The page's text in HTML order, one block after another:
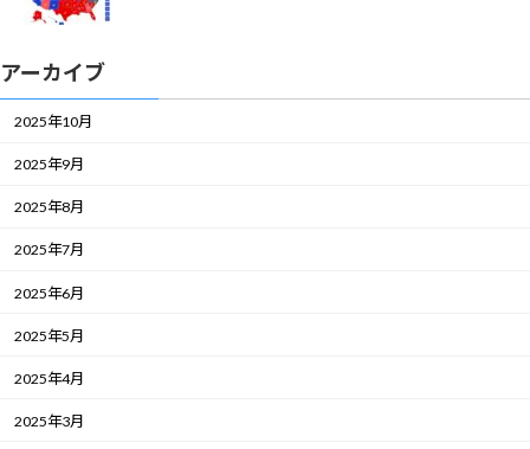
アーカイブ
2025年10月
2025年9月
2025年8月
2025年7月
2025年6月
2025年5月
2025年4月
2025年3月